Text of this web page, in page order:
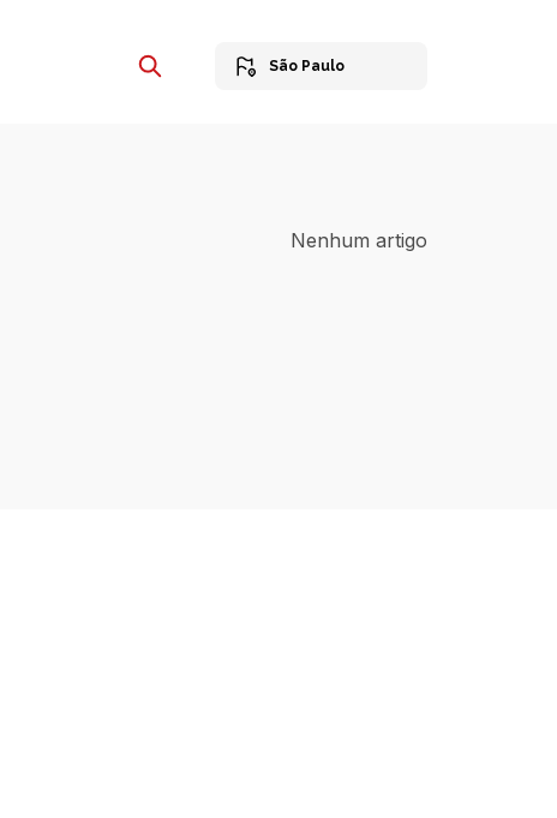
São Paulo
Nenhum artigo